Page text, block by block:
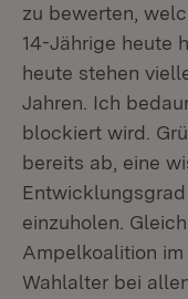
zu bewerten,
14-Jährige heute
heute stehen
Jahren. Ich
blockiert wird.
bereits ab, eine
einzuholen.
Ampelkoalition
Wahlalter bei